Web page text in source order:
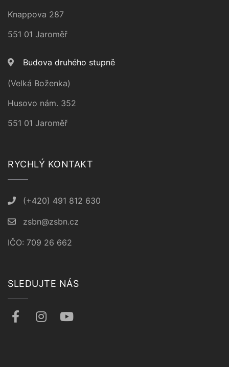
Knappova 287
551 01 Jaroměř
Budova druhého stupně
(Velká Boženka)
Husovo nám. 352
551 01 Jaroměř
RYCHLÝ KONTAKT
(+420) 491 812 630
zsbn@zsbn.cz
IČO: 709 26 662
SLEDUJTE NÁS